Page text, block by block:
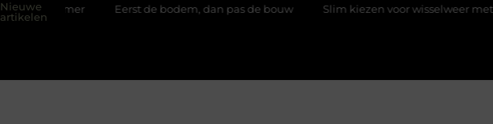
Nieuwe
artikelen
Eerst de bodem, dan pas de bouw Slim kiezen voor wisselweer met een